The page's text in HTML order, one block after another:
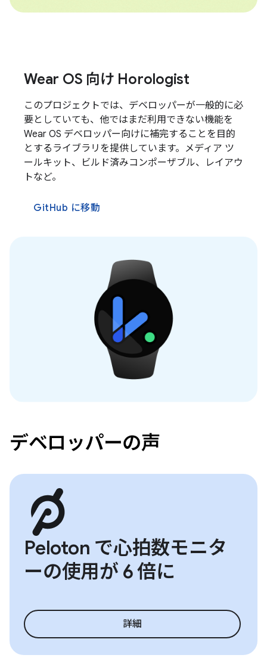
Wear OS 向け Horologist
このプロジェクトでは、デベロッパーが一般的に必
要としていても、他ではまだ利用できない機能を
Wear OS デベロッパー向けに補完することを目的
とするライブラリを提供しています。メディア ツ
ールキット、ビルド済みコンポーザブル、レイアウ
トなど。
GitHub に移動
デベロッパーの声
Peloton で心拍数モニタ
ーの使用が 6 倍に
詳細